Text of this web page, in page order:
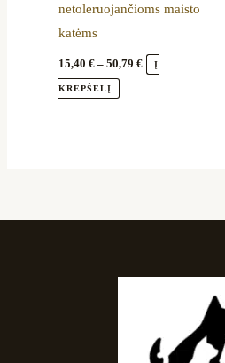
netoleruojančioms maisto
katėms
15,40€ – 50,79€ Į
KREPŠELĮ
the
page